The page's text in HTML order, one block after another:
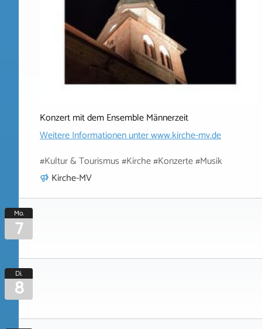
Konzert mit dem Ensemble Männerzeit
Weitere Informationen unterwww.kirche-mv.de
#Kultur & Tourismus #Kirche #Konzerte #Musik
Kirche-MV
Mo.
7
Di.
8